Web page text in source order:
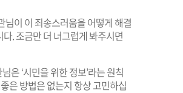
님이 이 죄송스러움을 어떻게 해결
. 조금만 더 너그럽게 봐주시면
은 ‘시민을 위한 정보’라는 원칙
은 방법은 없는지 항상 고민하십